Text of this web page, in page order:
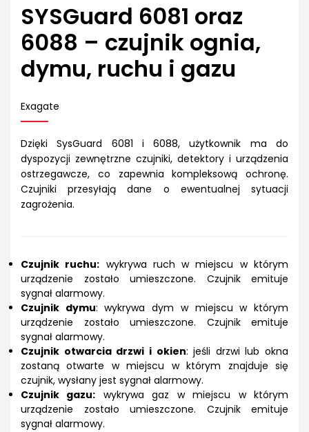
SYSGuard 6081 oraz
6088 – czujnik ognia,
dymu, ruchu i gazu
Exagate
Dzięki SysGuard 6081 i 6088, użytkownik ma do
dyspozycji zewnętrzne czujniki, detektory i urządzenia
ostrzegawcze, co zapewnia kompleksową ochronę.
Czujniki przesyłają dane o ewentualnej sytuacji
zagrożenia.
Czujnik ruchu: wykrywa ruch w miejscu w którym
urządzenie zostało umieszczone. Czujnik emituje
sygnał alarmowy.
Czujnik dymu: wykrywa dym w miejscu w którym
urządzenie zostało umieszczone. Czujnik emituje
sygnał alarmowy.
Czujnik otwarcia drzwi i okien: jeśli drzwi lub okna
zostaną otwarte w miejscu w którym znajduje się
czujnik, wysłany jest sygnał alarmowy.
Czujnik gazu: wykrywa gaz w miejscu w którym
urządzenie zostało umieszczone. Czujnik emituje
sygnał alarmowy.